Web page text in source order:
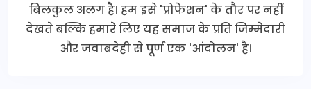
बिलकुल अलग है। हम इसे 'प्रोफेशन' के तौर पर नहीं
देखते बल्कि हमारे लिए यह समाज के प्रति जिम्मेदारी
और जवाबदेही से पूर्ण एक 'आंदोलन' है।